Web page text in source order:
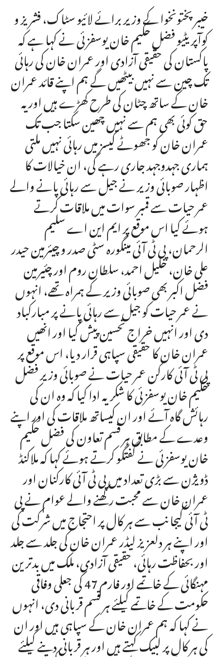
خیبرپختونخوا کے وزیر برائے لائیو سٹاک، فشریز و
کوآپریٹیو فضل حکیم خان یوسفزئی نے کہا ہے کہ
پاکستان کی حقیقی آزادی اور عمران خان کی رہائی
تک چین سے نہیں بیٹھیں گے ہم اپنے قائد عمران
خان کے ساتھ چٹان کی طرح کھڑے ہیں اور یہ
حق کوئی بھی ہم سے نہیں چھین سکتا جب تک
عمران خان کو جھوٹے کیسز میں رہائی نہیں ملتی
ہماری جہدوجہد جاری رہے گی، ان خیالات کا
اظہار صوبائی وزیر نے جیل سے رہائی پانے والے
عمر حیات سے قمبر سوات میں ملاقات کرتے
ہوئے کیا اس موقع پر ایم این اے سلیم
الرحمان، پی ٹی آئی مینگورہ سٹی صدر و چیئرمین حیدر
علی خان، خلیل احمد، سلطان روم اور چئیرمین
فضل اکبر بھی صوبائی وزیر کے ہمراہ تھے، انہوں
نے عمر حیات کو جیل سے رہائی پانے پر مبارکباد
دی اور انہیں خراج تحسین پیش کیا اور انھیں
عمران خان کا حقیقی سپاہی قرار دیا، اس موقع پر
پی ٹی آئی کارکن عمر حیات نے صوبائی وزیر فضل
حکیم خان یوسفزئی کا شکریہ ادا کیا کہ وہ ان کی
رہائش گاہ آئے اور ان کیساتھ ملاقات کی اور اپنے
وعدے کے مطابق ہر قسم تعاون کی فضل حکیم
خان یوسفزئی نے گفتگو کرتے ہوئے کہا کہ ملاکنڈ
ڈویژن سے بڑی تعداد میں پی ٹی آئی کارکنان اور
عمران خان سے محبت رکھنے والے عوام نے پی
ٹی آئی کیجانب سے ہر کال پر احتجاج میں شرکت کی
اور اپنے ہر دلعزیز لیڈر عمران خان کی جلد سے جلد
اور بحفاظت رہائی، حقیقی آزادی، ملک میں بدترین
مہنگائی کے خاتمے اور فارم 47 کی جعلی وفاقی
حکومت کے خاتمے کیلئے ہر قسم قربانی دی، انہوں
نے کہا کہ ہم عمران خان کے سپاہی ہیں اور ان
کی ہر کال پر لبیک کہتے ہیں اور ہر قربانی دینے کیلئے